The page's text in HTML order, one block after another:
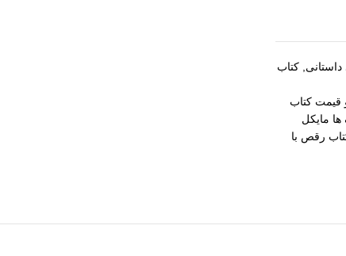
کتاب
قیمت کتاب
مایکل
رقص با